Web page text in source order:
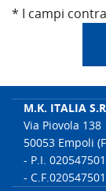
* I campi
M.K. ITALIA
Via Piovola 138
50053 Empoli
- P.I.
-